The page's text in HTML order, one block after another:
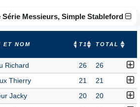
Série Messieurs, Simple Stableford
ET NOM T1 TOTAL
Richard 26 26
Thierry 21 21
Jacky 20 20